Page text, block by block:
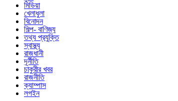
মিডিয়া
খেলাধুলা
বিনোদন
শিল্প- বাণিজ্য
তথ্য প্রযুক্তি
স্বাস্থ্য
রাজধানী
দূর্নীতি
চাকুরীর খবর
রাজনীতি
ক্যাম্পাস
লগইন